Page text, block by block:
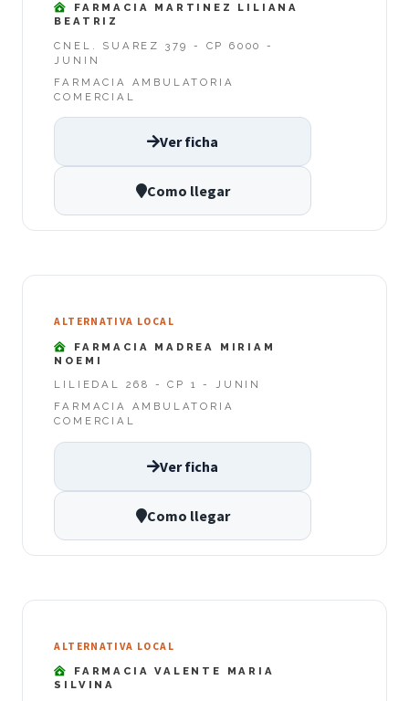
FARMACIA MARTINEZ LILIANA
BEATRIZ
CNEL. SUAREZ 379 - CP 6000 -
JUNIN
FARMACIA AMBULATORIA
COMERCIAL
Ver ficha
Como llegar
ALTERNATIVA LOCAL
FARMACIA MADREA MIRIAM
NOEMI
LILIEDAL 268 - CP 1 - JUNIN
FARMACIA AMBULATORIA
COMERCIAL
Ver ficha
Como llegar
ALTERNATIVA LOCAL
FARMACIA VALENTE MARIA
SILVINA